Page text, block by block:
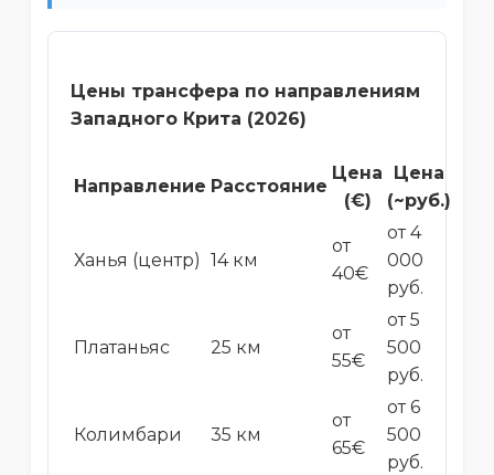
Цены трансфера по направлениям
Западного Крита (2026)
Направление Расстояние
Цена
(€)
Цена
(~руб.)
Ханья (центр) 14 км
от
40€
от 4
000
руб.
Платаньяс 25 км
от
55€
от 5
500
руб.
Колимбари 35 км
от
65€
от 6
500
руб.